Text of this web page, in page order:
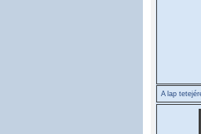
A lap